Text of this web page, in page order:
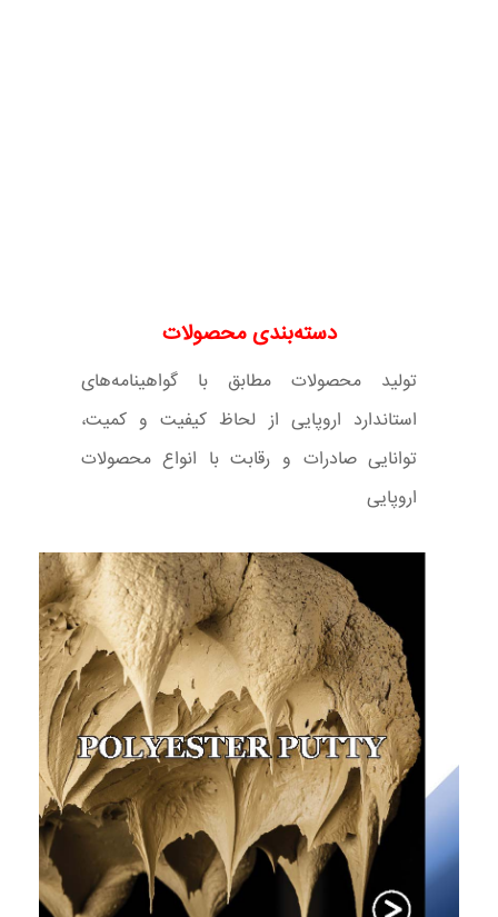
دسته‌بندی محصولات
تولید محصولات مطابق با گواهینامه‌های
استاندارد اروپایی از لحاظ کیفیت و کمیت،
توانایی صادرات و رقابت با انواع محصولات
اروپایی